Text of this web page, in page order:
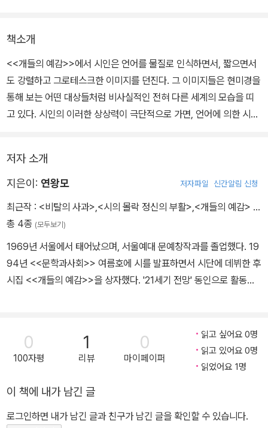
책소개
<<개들의 예감>>에서 시인은 언어를 물질로 인식하면서, 짧으면서
도 강렬하고 그로테스크한 이미지를 던진다. 그 이미지들은 현미경을
통해 보는 어떤 대상들처럼 비사실적인 전혀 다른 세계의 모습을 띠
고 있다. 시인의 이러한 상상력이 극단적으로 가면, 언어에 의한 시쓰
기표적인 들썩거림을 체험하게 된다.
저자 소개
지은이: 연왕모 저자파일 신간알림 신청
최근작 : <비탈의 사과>,<시의 몰락 정신의 부활>,<개들의 예감> …
총 4종 (모두보기)
1969년 서울에서 태어났으며, 서울예대 문예창작과를 졸업했다. 19
94년 <<문학과사회>> 여름호에 시를 발표하면서 시단에 데뷔한 후
시집 <<개들의 예감>>을 상자했다. '21세기 전망' 동인으로 활동중
0
100자평
1
리뷰
0
마이페이퍼
읽고 싶어요 0명
읽고 있어요 0명
읽었어요 1명
이 책에 내가 남긴 글
로그인하면 내가 남긴 글과 친구가 남긴 글을 확인할 수 있습니다.